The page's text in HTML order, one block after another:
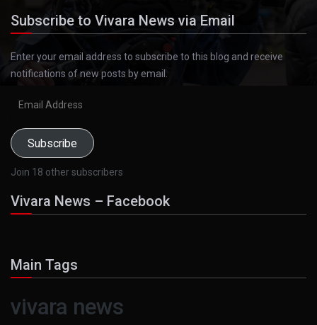
Subscribe to Vivara News via Email
Enter your email address to subscribe to this blog and receive
notifications of new posts by email.
Subscribe
Join 18 other subscribers
Vivara News – Facebook
Main Tags
vivara news